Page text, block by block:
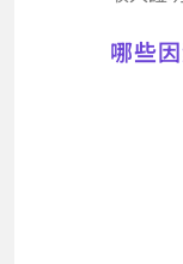
哪些